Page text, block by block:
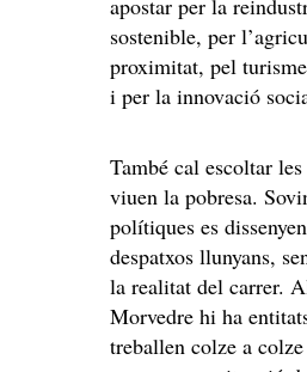
apostar per la
sostenible, per
proximitat, pel
i per la innovació
També cal escoltar
viuen la pobresa.
polítiques es
despatxos llunyans,
la realitat del carrer.
Morvedre hi ha
treballen colze a